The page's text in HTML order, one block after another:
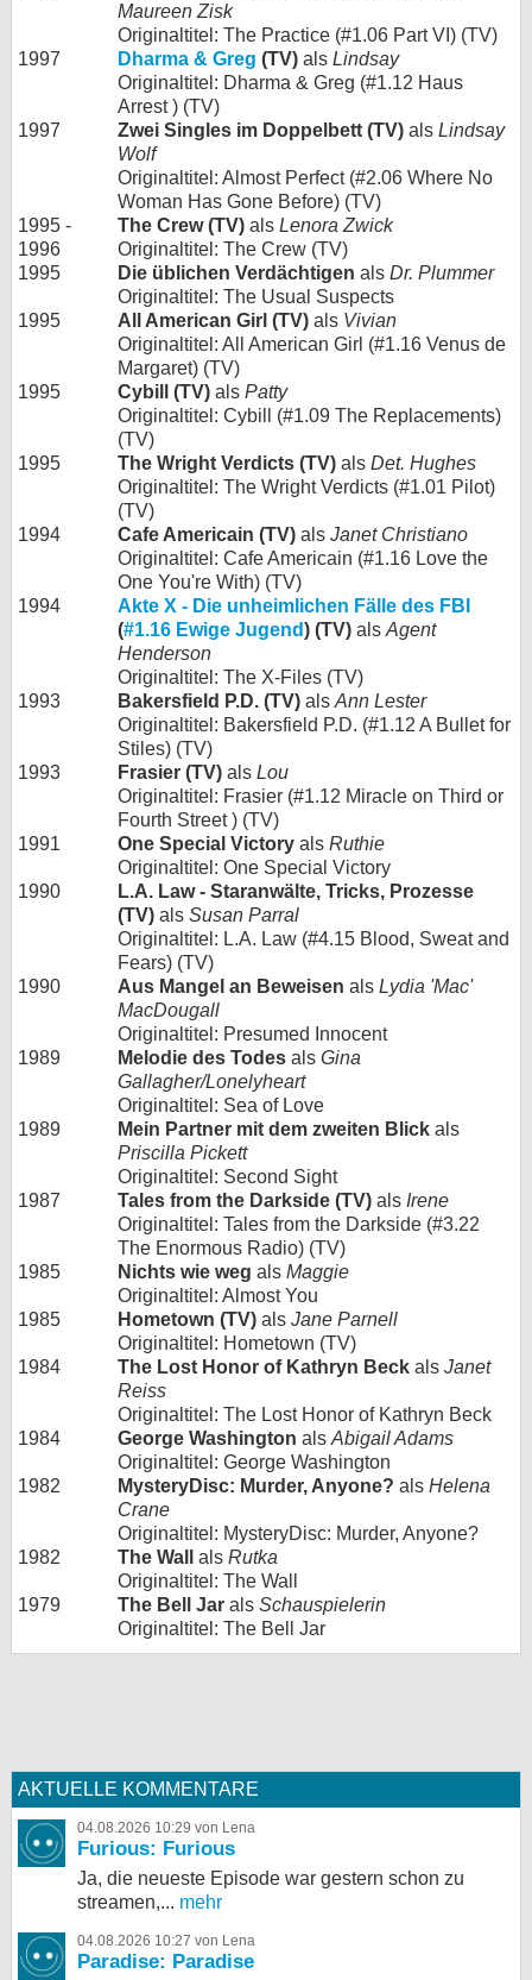
Maureen Zisk
Originaltitel: The Practice (#1.06 Part VI) (TV)
1997
Dharma & Greg (TV) als Lindsay
Originaltitel: Dharma & Greg (#1.12 Haus
Arrest ) (TV)
1997
Zwei Singles im Doppelbett (TV) als Lindsay
Wolf
Originaltitel: Almost Perfect (#2.06 Where No
Woman Has Gone Before) (TV)
1995 -
1996
The Crew (TV) als Lenora Zwick
Originaltitel: The Crew (TV)
1995
Die üblichen Verdächtigen als Dr. Plummer
Originaltitel: The Usual Suspects
1995
All American Girl (TV) als Vivian
Originaltitel: All American Girl (#1.16 Venus de
Margaret) (TV)
1995
Cybill (TV) als Patty
Originaltitel: Cybill (#1.09 The Replacements)
(TV)
1995
The Wright Verdicts (TV) als Det. Hughes
Originaltitel: The Wright Verdicts (#1.01 Pilot)
(TV)
1994
Cafe Americain (TV) als Janet Christiano
Originaltitel: Cafe Americain (#1.16 Love the
One You're With) (TV)
1994
Akte X - Die unheimlichen Fälle des FBI
(#1.16 Ewige Jugend) (TV) als Agent
Henderson
Originaltitel: The X-Files (TV)
1993
Bakersfield P.D. (TV) als Ann Lester
Originaltitel: Bakersfield P.D. (#1.12 A Bullet for
Stiles) (TV)
1993
Frasier (TV) als Lou
Originaltitel: Frasier (#1.12 Miracle on Third or
Fourth Street ) (TV)
1991
One Special Victory als Ruthie
Originaltitel: One Special Victory
1990
L.A. Law - Staranwälte, Tricks, Prozesse
(TV) als Susan Parral
Originaltitel: L.A. Law (#4.15 Blood, Sweat and
Fears) (TV)
1990
Aus Mangel an Beweisen als Lydia 'Mac'
MacDougall
Originaltitel: Presumed Innocent
1989
Melodie des Todes als Gina
Gallagher/Lonelyheart
Originaltitel: Sea of Love
1989
Mein Partner mit dem zweiten Blick als
Priscilla Pickett
Originaltitel: Second Sight
1987
Tales from the Darkside (TV) als Irene
Originaltitel: Tales from the Darkside (#3.22
The Enormous Radio) (TV)
1985
Nichts wie weg als Maggie
Originaltitel: Almost You
1985
Hometown (TV) als Jane Parnell
Originaltitel: Hometown (TV)
1984
The Lost Honor of Kathryn Beck als Janet
Reiss
Originaltitel: The Lost Honor of Kathryn Beck
1984
George Washington als Abigail Adams
Originaltitel: George Washington
1982
MysteryDisc: Murder, Anyone? als Helena
Crane
Originaltitel: MysteryDisc: Murder, Anyone?
1982
The Wall als Rutka
Originaltitel: The Wall
1979
The Bell Jar als Schauspielerin
Originaltitel: The Bell Jar
AKTUELLE KOMMENTARE
04.08.2026 10:29 von Lena
Furious: Furious
Ja, die neueste Episode war gestern schon zu
streamen,... mehr
04.08.2026 10:27 von Lena
Paradise: Paradise